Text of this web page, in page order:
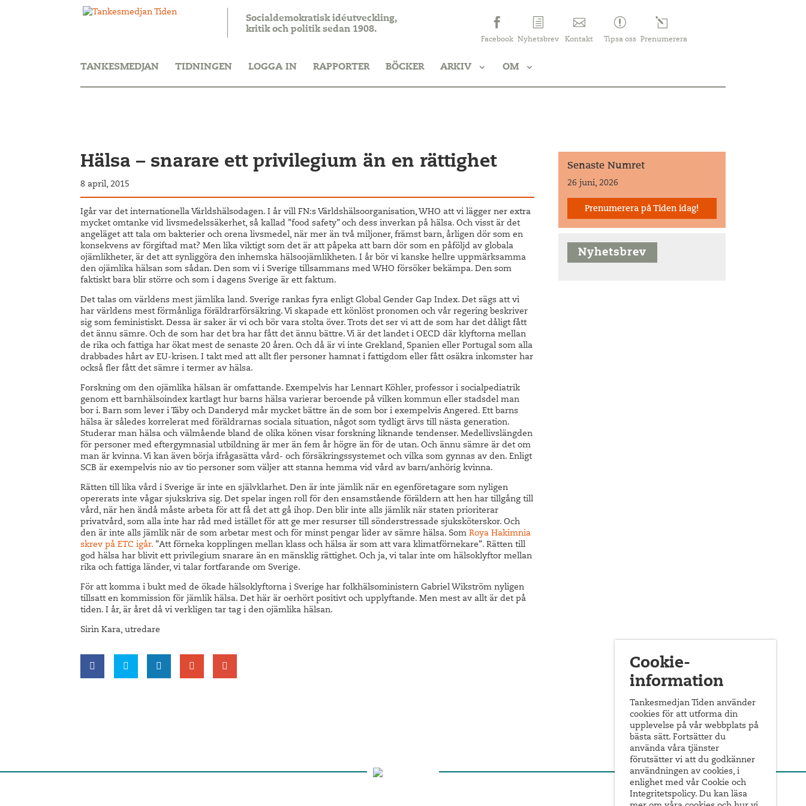
Socialdemokratisk idéutveckling,
kritik och politik sedan 1908.
Facebook Nyhetsbrev Kontakt Tipsa oss Prenumerera
TANKESMEDJAN TIDNINGEN LOGGA IN RAPPORTER BÖCKER ARKIV OM
Hälsa – snarare ett privilegium än en rättighet
8 april, 2015
Igår var det internationella Världshälsodagen. I år vill FN:s Världshälsoorganisation, WHO att vi lägger ner extra
mycket omtanke vid livsmedelssäkerhet, så kallad ”food safety” och dess inverkan på hälsa. Och visst är det
angeläget att tala om bakterier och orena livsmedel, när mer än två miljoner, främst barn, årligen dör som en
konsekvens av förgiftad mat? Men lika viktigt som det är att påpeka att barn dör som en påföljd av globala
ojämlikheter, är det att synliggöra den inhemska hälsoojämlikheten. I år bör vi kanske hellre uppmärksamma
den ojämlika hälsan som sådan. Den som vi i Sverige tillsammans med WHO försöker bekämpa. Den som
faktiskt bara blir större och som i dagens Sverige är ett faktum.
Det talas om världens mest jämlika land. Sverige rankas fyra enligt Global Gender Gap Index. Det sägs att vi
har världens mest förmånliga föräldrarförsäkring. Vi skapade ett könlöst pronomen och vår regering beskriver
sig som feministiskt. Dessa är saker är vi och bör vara stolta över. Trots det ser vi att de som har det dåligt fått
det ännu sämre. Och de som har det bra har fått det ännu bättre. Vi är det landet i OECD där klyftorna mellan
de rika och fattiga har ökat mest de senaste 20 åren. Och då är vi inte Grekland, Spanien eller Portugal som alla
drabbades hårt av EU-krisen. I takt med att allt fler personer hamnat i fattigdom eller fått osäkra inkomster har
också fler fått det sämre i termer av hälsa.
Forskning om den ojämlika hälsan är omfattande. Exempelvis har Lennart Köhler, professor i socialpediatrik
genom ett barnhälsoindex kartlagt hur barns hälsa varierar beroende på vilken kommun eller stadsdel man
bor i. Barn som lever i Täby och Danderyd mår mycket bättre än de som bor i exempelvis Angered. Ett barns
hälsa är således korrelerat med föräldrarnas sociala situation, något som tydligt ärvs till nästa generation.
Studerar man hälsa och välmående bland de olika könen visar forskning liknande tendenser. Medellivslängden
för personer med eftergymnasial utbildning är mer än fem år högre än för de utan. Och ännu sämre är det om
man är kvinna. Vi kan även börja ifrågasätta vård- och försäkringssystemet och vilka som gynnas av den. Enligt
SCB är exempelvis nio av tio personer som väljer att stanna hemma vid vård av barn/anhörig kvinna.
Rätten till lika vård i Sverige är inte en självklarhet. Den är inte jämlik när en egenföretagare som nyligen
opererats inte vågar sjukskriva sig. Det spelar ingen roll för den ensamstående föräldern att hen har tillgång till
vård, när hen ändå måste arbeta för att få det att gå ihop. Den blir inte alls jämlik när staten prioriterar
privatvård, som alla inte har råd med istället för att ge mer resurser till sönderstressade sjuksköterskor. Och
den är inte alls jämlik när de som arbetar mest och för minst pengar lider av sämre hälsa. SomRoya Hakimnia
skrev på ETC igår. ”Att förneka kopplingen mellan klass och hälsa är som att vara klimatförnekare”. Rätten till
god hälsa har blivit ett privilegium snarare än en mänsklig rättighet. Och ja, vi talar inte om hälsoklyftor mellan
rika och fattiga länder, vi talar fortfarande om Sverige.
För att komma i bukt med de ökade hälsoklyftorna i Sverige har folkhälsoministern Gabriel Wikström nyligen
tillsatt en kommission för jämlik hälsa. Det här är oerhört positivt och upplyftande. Men mest av allt är det på
tiden. I år, är året då vi verkligen tar tag i den ojämlika hälsan.
Sirin Kara, utredare
Senaste Numret
26 juni, 2026
Prenumerera på Tiden idag!
Nyhetsbrev
Cookie-
information
Tankesmedjan Tiden använder
cookies för att utforma din
upplevelse på vår webbplats på
bästa sätt. Fortsätter du
använda våra tjänster
förutsätter vi att du godkänner
användningen av cookies, i
enlighet med vår Cookie och
Integritetspolicy. Du kan läsa